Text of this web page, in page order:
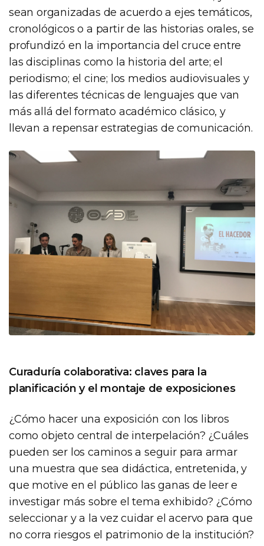
sean organizadas de acuerdo a ejes temáticos,
cronológicos o a partir de las historias orales, se
profundizó en la importancia del cruce entre
las disciplinas como la historia del arte; el
periodismo; el cine; los medios audiovisuales y
las diferentes técnicas de lenguajes que van
más allá del formato académico clásico, y
llevan a repensar estrategias de comunicación.
Curaduría colaborativa: claves para la
planificación y el montaje de exposiciones
¿Cómo hacer una exposición con los libros
como objeto central de interpelación? ¿Cuáles
pueden ser los caminos a seguir para armar
una muestra que sea didáctica, entretenida, y
que motive en el público las ganas de leer e
investigar más sobre el tema exhibido? ¿Cómo
seleccionar y a la vez cuidar el acervo para que
no corra riesgos el patrimonio de la institución?